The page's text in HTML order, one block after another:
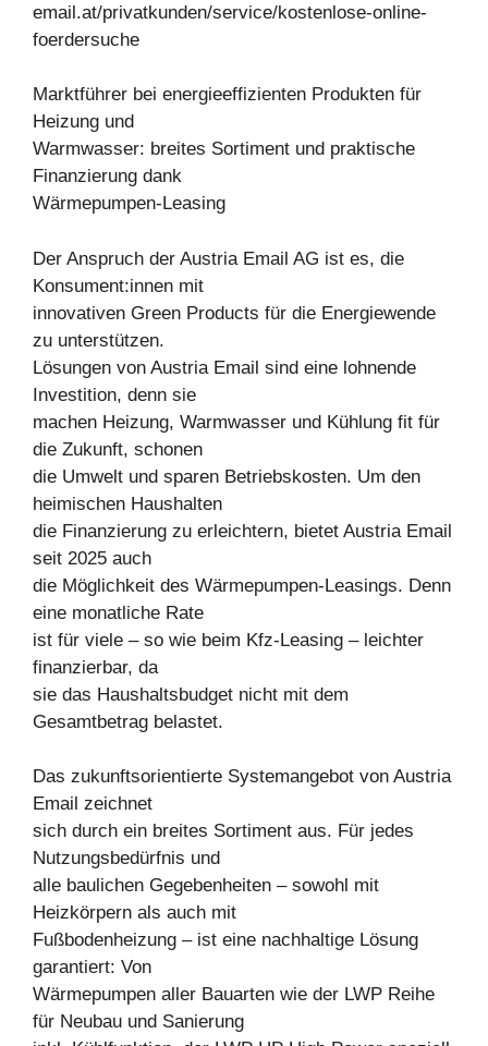
email.at/privatkunden/service/kostenlose-online-
foerdersuche
Marktführer bei energieeffizienten Produkten für
Heizung und
Warmwasser: breites Sortiment und praktische
Finanzierung dank
Wärmepumpen-Leasing
Der Anspruch der Austria Email AG ist es, die
Konsument:innen mit
innovativen Green Products für die Energiewende
zu unterstützen.
Lösungen von Austria Email sind eine lohnende
Investition, denn sie
machen Heizung, Warmwasser und Kühlung fit für
die Zukunft, schonen
die Umwelt und sparen Betriebskosten. Um den
heimischen Haushalten
die Finanzierung zu erleichtern, bietet Austria Email
seit 2025 auch
die Möglichkeit des Wärmepumpen-Leasings. Denn
eine monatliche Rate
ist für viele – so wie beim Kfz-Leasing – leichter
finanzierbar, da
sie das Haushaltsbudget nicht mit dem
Gesamtbetrag belastet.
Das zukunftsorientierte Systemangebot von Austria
Email zeichnet
sich durch ein breites Sortiment aus. Für jedes
Nutzungsbedürfnis und
alle baulichen Gegebenheiten – sowohl mit
Heizkörpern als auch mit
Fußbodenheizung – ist eine nachhaltige Lösung
garantiert: Von
Wärmepumpen aller Bauarten wie der LWP Reihe
für Neubau und Sanierung